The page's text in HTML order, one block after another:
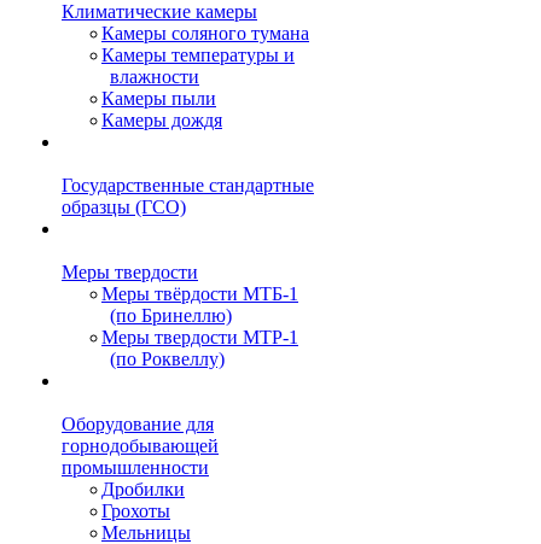
Климатические камеры
Камеры соляного тумана
Камеры температуры и
влажности
Камеры пыли
Камеры дождя
Государственные стандартные
образцы (ГСО)
Меры твердости
Меры твёрдости МТБ-1
(по Бринеллю)
Меры твердости МТР-1
(по Роквеллу)
Оборудование для
горнодобывающей
промышленности
Дробилки
Грохоты
Мельницы